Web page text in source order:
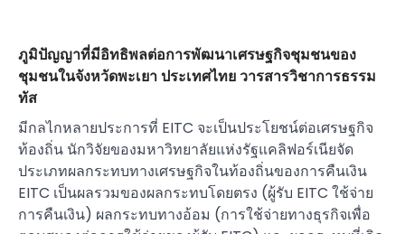
ภูมิปัญญาที่มีอิทธิพลต่อการพัฒนาเศรษฐกิจชุมชนของ
ชุมชนในจังหวัดพะเยา ประเทศไทย วารสารวิชาการธรรม
ทัส
มีกลไกหลายประการที่ EITC จะเป็นประโยชน์ต่อเศรษฐกิจ
ท้องถิ่น นักวิจัยของมหาวิทยาลัยแห่งรัฐแคลิฟอร์เนียจัด
ประเภทผลกระทบทางเศรษฐกิจในท้องถิ่นของการคืนเงิน
EITC เป็นผลรวมของผลกระทบโดยตรง (ผู้รับ EITC ใช้จ่าย
การคืนเงิน) ผลกระทบทางอ้อม (การใช้จ่ายทางธุรกิจเพื่อ